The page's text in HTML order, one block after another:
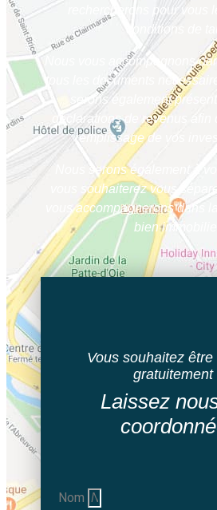
rechercherons pour vous
conditions de
Nous vous accompagnons
tous les documents
serons également
déclarations de revenus afin
remplissage de vos
Nous serons également à
vous souhaiterez vous
vous accompagnerons dans
bien immobilier.
Vous souhaitez
gratuitement
Laissez
Nom